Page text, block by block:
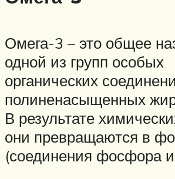
Омега-3 – это общее
одной из групп особых
органических
полиненасыщенных
В результате
они превращаются в
(соединения фосфора